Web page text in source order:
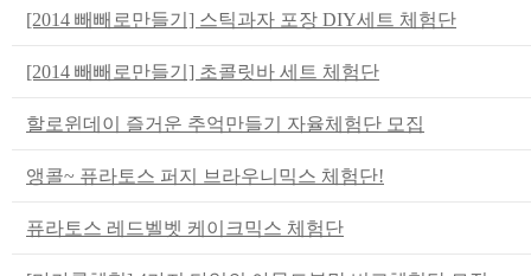
[2014 빼빼로만들기] 스틱과자 포장 DIY세트 체험단
[2014 빼빼로만들기] 초콜릿바 세트 체험단
할로윈데이 즐거운 추억만들기 자율체험단 모집
앵콜~ 퓨라토스 퍼지 브라우니믹스 체험단!
퓨라토스 레드벨벳 케이크믹스 체험단